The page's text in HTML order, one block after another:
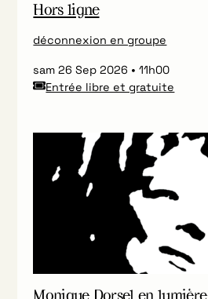
Hors ligne
déconnexion en groupe
sam 26 Sep 2026
11h00
Entrée libre et gratuite